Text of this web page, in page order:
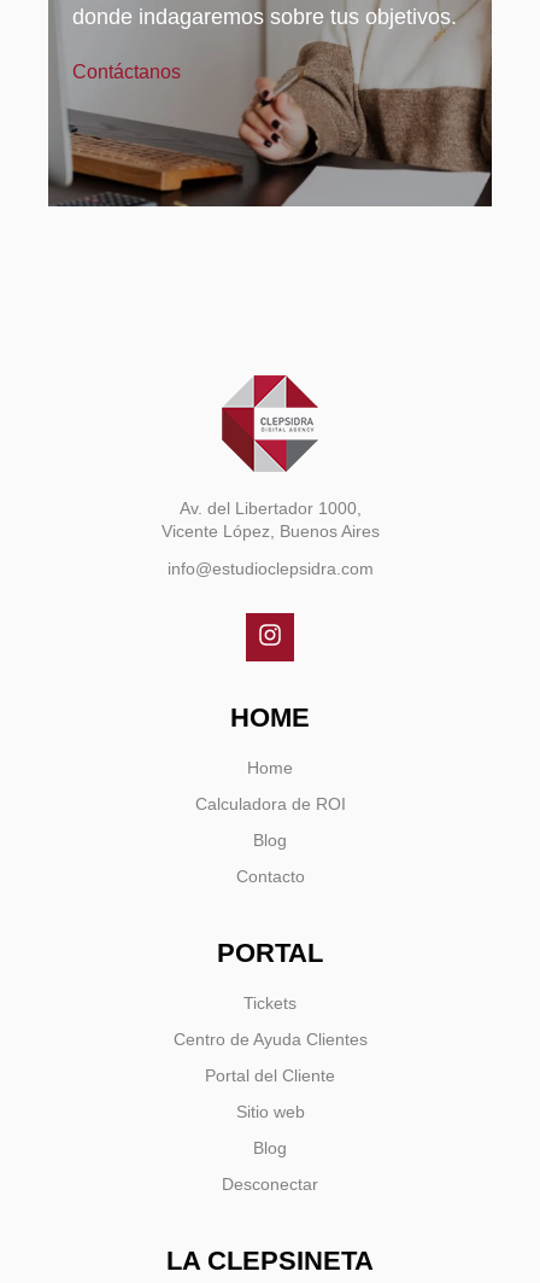
donde indagaremos sobre tus objetivos.
Contáctanos
Av. del Libertador 1000,
Vicente López, Buenos Aires
info@estudioclepsidra.com
HOME
Home
Calculadora de ROI
Blog
Contacto
PORTAL
Tickets
Centro de Ayuda Clientes
Portal del Cliente
Sitio web
Blog
Desconectar
LA CLEPSINETA